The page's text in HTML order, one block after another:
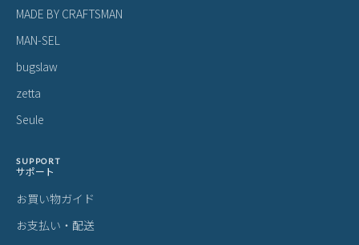
MADE BY CRAFTSMAN
MAN-SEL
bugslaw
zetta
Seule
SUPPORT
サポート
お買い物ガイド
お支払い・配送